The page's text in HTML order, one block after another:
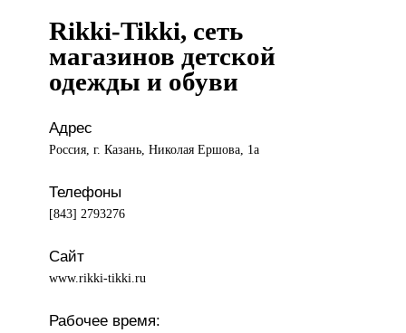
Rikki-Tikki, сеть
магазинов детской
одежды и обуви
Адрес
Россия, г. Казань, Николая Ершова, 1а
Телефоны
[843] 2793276
Сайт
www.rikki-tikki.ru
Рабочее время: